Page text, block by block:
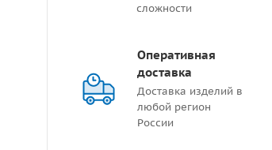
сложности
Оперативная
доставка
Доставка изделий в
любой регион
России